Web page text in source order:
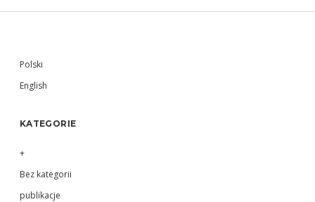
Sidebar
Polski
English
KATEGORIE
+
Bez kategorii
publikacje